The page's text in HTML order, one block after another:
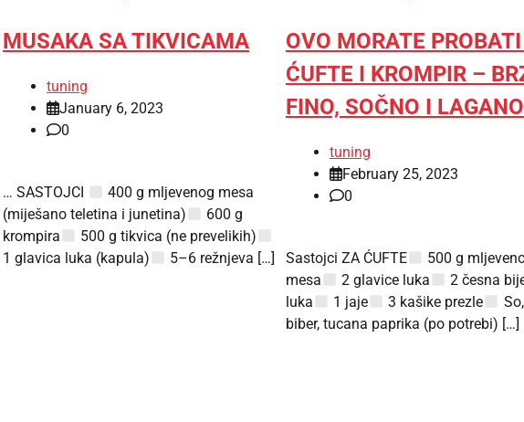
MUSAKA SA TIKVICAMA
tuning
January 6, 2023
0
… SASTOJCI
400 g mljevenog mesa
(miješano teletina i junetina)
600 g
krompira
500 g tikvica (ne prevelikih)
1 glavica luka (kapula)
5–6 režnjeva […]
OVO MORATE
ĆUFTE I KROMPIR –
FINO, SOČNO I
tuning
February 25, 2023
0
Sastojci ZA ĆUFTE
500 g
mesa
2 glavice luka
2 česna
luka
1 jaje 3 kašike prezle
So,
biber, tucana paprika (po potrebi) […]